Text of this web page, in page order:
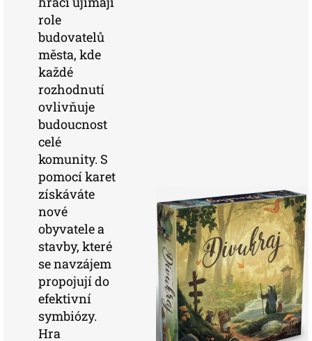
role
budovatelů
města, kde
každé
rozhodnutí
ovlivňuje
budoucnost
celé
komunity. S
pomocí karet
získáváte
nové
obyvatele a
stavby, které
se navzájem
propojují do
efektivní
symbiózy.
Hra